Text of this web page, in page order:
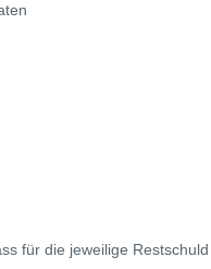
für die jeweilige